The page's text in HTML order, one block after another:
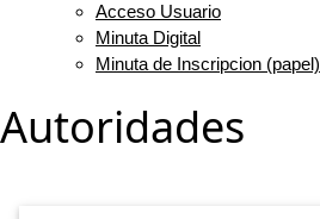
Acceso Usuario
Minuta Digital
Minuta de Inscripcion (papel)
Autoridades